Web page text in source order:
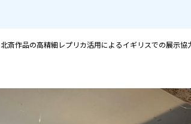
北斎作品の高精細レプリカ活用によるイギリスでの展示